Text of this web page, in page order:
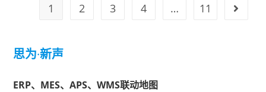
1 2 3 4 … 11
思为·新声
ERP、MES、APS、WMS联动地图